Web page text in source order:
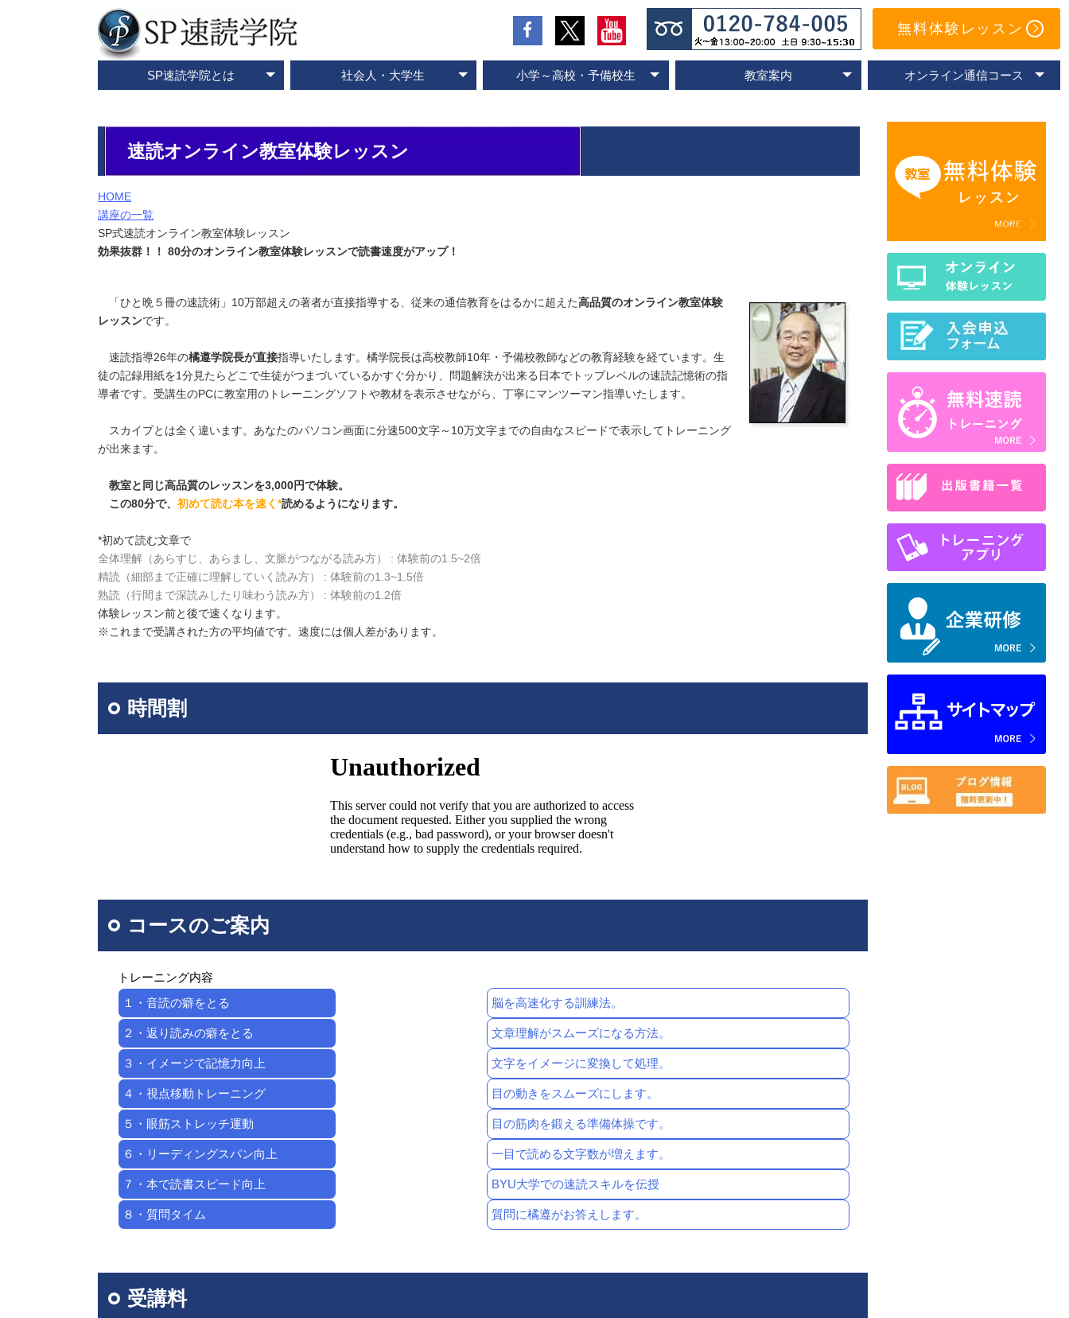
無料体験レッスン
SP速読学院とは 社会人・大学生 小学～高校・予備校生 教室案内 オンライン通信コース
速読オンライン教室体験レッスン
HOME
講座の一覧
SP式速読オンライン教室体験レッスン
効果抜群！！ 80分のオンライン教室体験レッスンで読書速度がアップ！
「ひと晩５冊の速読術」10万部超えの著者が直接指導する、従来の通信教育をはるかに超えた高品質のオンライン教室体験
レッスンです。
速読指導26年の橘遵学院長が直接指導いたします。橘学院長は高校教師10年・予備校教師などの教育経験を経ています。生
徒の記録用紙を1分見たらどこで生徒がつまづいているかすぐ分かり、問題解決が出来る日本でトップレベルの速読記憶術の指
導者です。受講生のPCに教室用のトレーニングソフトや教材を表示させながら、丁寧にマンツーマン指導いたします。
スカイプとは全く違います。あなたのパソコン画面に分速500文字～10万文字までの自由なスピードで表示してトレーニング
が出来ます。
教室と同じ高品質のレッスンを3,000円で体験。
この80分で、初めて読む本を速く*読めるようになります。
*初めて読む文章で
全体理解（あらすじ、あらまし、文脈がつながる読み方） : 体験前の1.5~2倍
精読（細部まで正確に理解していく読み方） : 体験前の1.3~1.5倍
熟読（行間まで深読みしたり味わう読み方） : 体験前の1.2倍
体験レッスン前と後で速くなります。
※これまで受講された方の平均値です。速度には個人差があります。
時間割
コースのご案内
トレーニング内容
１・音読の癖をとる
脳を高速化する訓練法。
２・返り読みの癖をとる 文章理解がスムーズになる方法。
３・イメージで記憶力向上 文字をイメージに変換して処理。
４・視点移動トレーニング 目の動きをスムーズにします。
５・眼筋ストレッチ運動 目の筋肉を鍛える準備体操です。
６・リーディングスパン向上 一目で読める文字数が増えます。
７・本で読書スピード向上 BYU大学での速読スキルを伝授
８・質問タイム 質問に橘遵がお答えします。
受講料